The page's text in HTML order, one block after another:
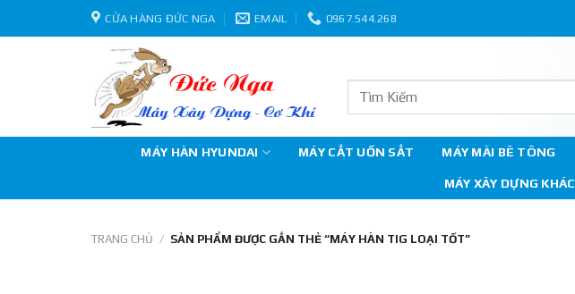
to
CỬA HÀNG ĐỨC NGA EMAIL 0967.544.268
MÁY HÀN HYUNDAI MÁY CẮT UỐN SẮT MÁY MÀI BÊ TÔNG
MÁY XÂY DỰNG KHÁC
TRANG CHỦ / SẢN PHẨM ĐƯỢC GẮN THẺ “MÁY HÀN TIG LOẠI TỐT”